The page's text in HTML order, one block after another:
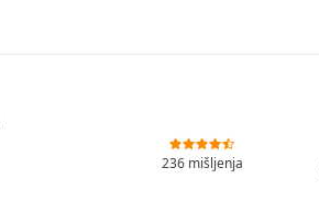
236 mišljenja